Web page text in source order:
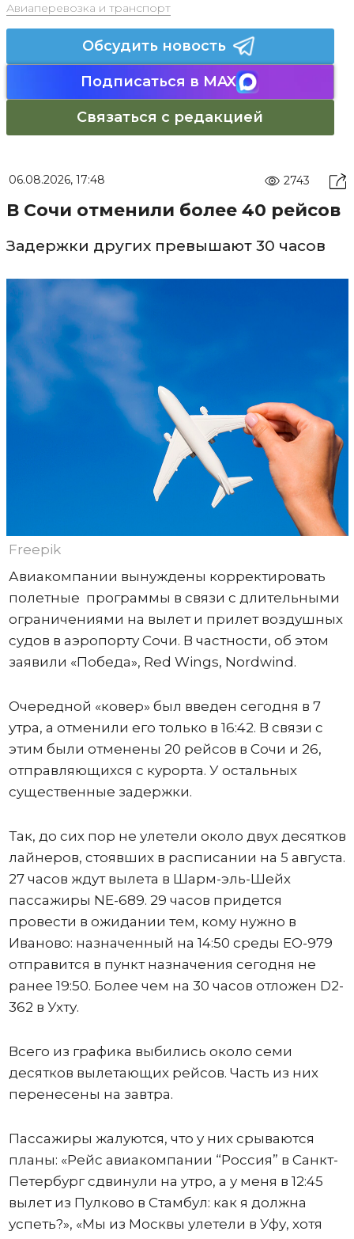
Авиаперевозка и транспорт
Обсудить новость
Подписаться в MAX
Связаться с редакцией
06.08.2026, 17:48 2743
В Сочи отменили более 40 рейсов
Задержки других превышают 30 часов
Freepik
Авиакомпании вынуждены корректировать
полетные программы в связи с длительными
ограничениями на вылет и прилет воздушных
судов в аэропорту Сочи. В частности, об этом
заявили «Победа», Red Wings, Nordwind.
Очередной «ковер» был введен сегодня в 7
утра, а отменили его только в 16:42. В связи с
этим были отменены 20 рейсов в Сочи и 26,
отправляющихся с курорта. У остальных
существенные задержки.
Так, до сих пор не улетели около двух десятков
лайнеров, стоявших в расписании на 5 августа.
27 часов ждут вылета в Шарм-эль-Шейх
пассажиры NE-689. 29 часов придется
провести в ожидании тем, кому нужно в
Иваново: назначенный на 14:50 среды ЕО-979
отправится в пункт назначения сегодня не
ранее 19:50. Более чем на 30 часов отложен D2-
362 в Ухту.
Всего из графика выбились около семи
десятков вылетающих рейсов. Часть из них
перенесены на завтра.
Пассажиры жалуются, что у них срываются
планы: «Рейс авиакомпании “Россия” в Санкт-
Петербург сдвинули на утро, а у меня в 12:45
вылет из Пулково в Стамбул: как я должна
успеть?», «Мы из Москвы улетели в Уфу, хотя